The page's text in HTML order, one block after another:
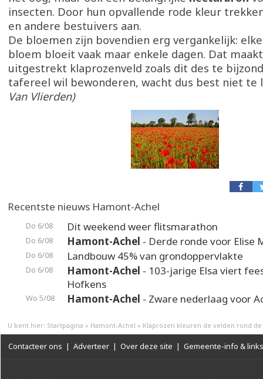
insecten. Door hun opvallende rode kleur
en andere bestuivers aan.
De bloemen zijn bovendien erg vergankelijk:
bloem bloeit vaak maar enkele dagen. Dat
uitgestrekt klaprozenveld zoals dit des te
tafereel wil bewonderen, wacht dus best niet te
Van Vlierden)
Recentste nieuws Hamont-Achel
Do 6/08 Dit weekend weer flitsmarathon
Do 6/08 Hamont-Achel - Derde ronde voor Elise
Do 6/08 Landbouw 45% van grondoppervlakte
Do 6/08 Hamont-Achel - 103-jarige Elsa viert
Hofkens
Wo 5/08 Hamont-Achel - Zware nederlaag voor
U bent hier: Startpagina » Hamont-Achel » Klaprozen kleuren de velden rond
Contacteer ons | Adverteer | Over deze site | Gemeente-info & links